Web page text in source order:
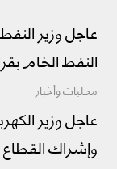
عاجل وزير
النفط الخام
محليات وأخبار
عاجل وزير
وإشراك